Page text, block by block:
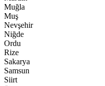
Muğla
Muş
Nevşehir
Niğde
Ordu
Rize
Sakarya
Samsun
Siirt